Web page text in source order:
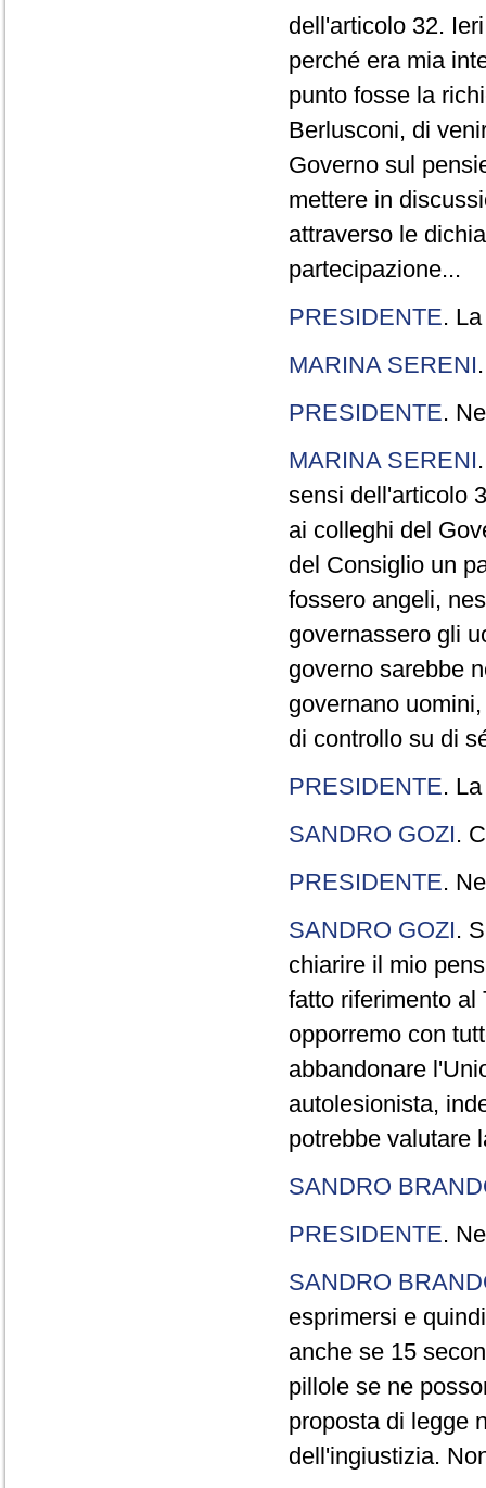
dell'articolo 32.
perché era mia
punto fosse la
Berlusconi, di
Governo sul
mettere in
attraverso le
partecipazione...
PRESIDENTE.
MARINA SERENI
PRESIDENTE.
MARINA SERENI
sensi dell'articolo
ai colleghi del
del Consiglio un
fossero angeli,
governassero gli
governo sarebbe
governano
di controllo su di
PRESIDENTE.
SANDRO GOZI.
PRESIDENTE.
SANDRO GOZI.
chiarire il mio
fatto riferimento al
opporremo con
abbandonare
autolesionista,
potrebbe valutare
SANDRO
PRESIDENTE.
SANDRO
esprimersi e
anche se 15
pillole se ne
proposta di legge
dell'ingiustizia.